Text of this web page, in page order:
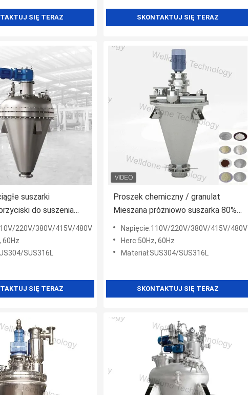
SIĘ TERAZ SKONTAKTUJ SIĘ TERAZ
suszarki
do suszenia
220V/380V/415V/480V
60Hz
SUS316L
SIĘ TERAZ
Proszek chemiczny / granulat
Mieszana próżniowo suszarka 80%
Wydajność suszenia
Napięcie:110V/220V/380V/415V/480V
Herc:50Hz, 60Hz
Materiał:SUS304/SUS316L
SKONTAKTUJ SIĘ TERAZ